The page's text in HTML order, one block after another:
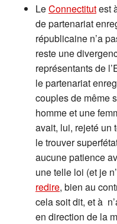
LeConnectitutest
de partenariat
républicaine n’a
reste une
représentants de
le partenariat
couples de même
homme et une
avait, lui, rejeté un
le trouver
aucune patience
une telle loi (et je
redire, bien au
cela soit dit, et à
en direction de la